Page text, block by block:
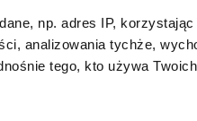
np. adres IP,
analizowania tychże,
tego, kto używa